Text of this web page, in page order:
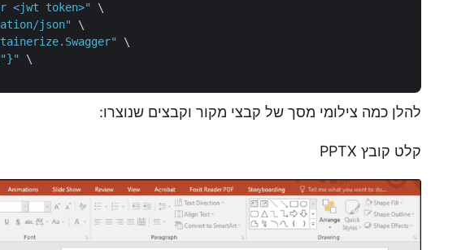
<jwt token>"
\
json"
\
\
\
להלן כמה צילומי מסך של קבצי מקור וקבצים שנוצרו:
קלט קובץ PPTX